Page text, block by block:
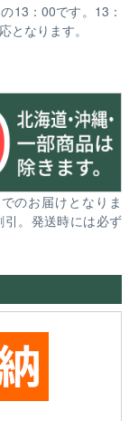
13：00です。13：
なります。
のお届けとなりま
。発送時には必ず